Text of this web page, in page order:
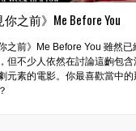
你之前》Me Before You
之前》Me Before You 雖然已
但不少人依然在討論這齣包含
元素的電影。你最喜歡當中的